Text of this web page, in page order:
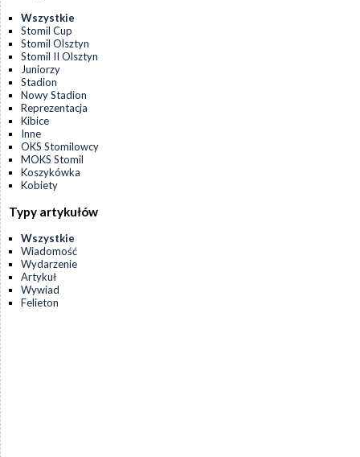
Wszystkie
Stomil Cup
Stomil Olsztyn
Stomil II Olsztyn
Juniorzy
Stadion
Nowy Stadion
Reprezentacja
Kibice
Inne
OKS Stomilowcy
MOKS Stomil
Koszykówka
Kobiety
Typy artykułów
Wszystkie
Wiadomość
Wydarzenie
Artykuł
Wywiad
Felieton